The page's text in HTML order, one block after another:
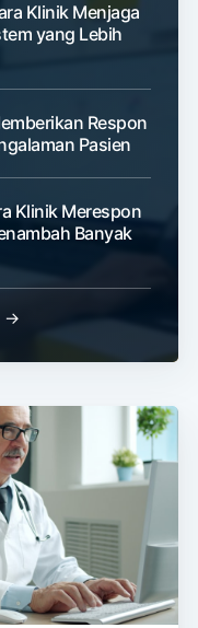
Klinik Menjaga
yang Lebih
Respon
Pasien
Klinik Merespon
Banyak
→